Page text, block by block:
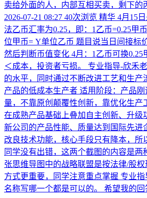
卖给外面的人，内部互相买卖，剩下的
2026-07-21 08:27 40次浏览 精华 4月15
法乙币汇率为0.25，即：1乙币=0.25甲
位甲币= Y单位乙币 题目说当日间接标
然后判断币值变化 4月：1乙币可换
＜成本，投资者亏损。
专业指导-欣禾
的水平，同时通过不断改进工艺和生产
产品的低成本生产者 适用阶段：产品
量，不靠原创颠覆性创新，靠优化生
在成熟产品基础上叠加自主创新、升
新公司的产品性能、质量达到国际先进
改良技术功能，核心手段只有降本，所
同学没有出错，这两个截图的内容是
张思维导图中的战略联盟是按法律/股
方式更重要，同学注意重点掌握 专业指
名称写哪一个都是可以的。 希望我的回